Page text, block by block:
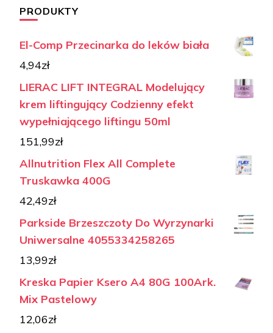
PRODUKTY
El-Comp Przecinarka do leków biała
4,94zł
LIERAC LIFT INTEGRAL Modelujący
krem liftingujący Codzienny efekt
wypełniającego liftingu 50ml
151,99zł
Allnutrition Flex All Complete
Truskawka 400G
42,49zł
Parkside Brzeszczoty Do Wyrzynarki
Uniwersalne 4055334258265
13,99zł
Kreska Papier Ksero A4 80G 100Ark.
Mix Pastelowy
12,06zł